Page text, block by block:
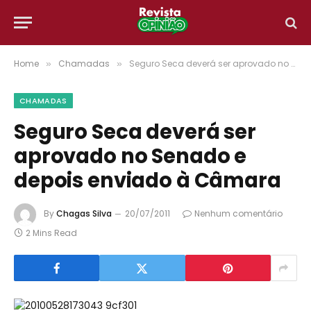
Home » Chamadas » Seguro Seca deverá ser aprovado no Senado e depois enviado à Câmara
CHAMADAS
Seguro Seca deverá ser
aprovado no Senado e
depois enviado à Câmara
ByChagas Silva 20/07/2011
Nenhum comentário
2 Mins Read